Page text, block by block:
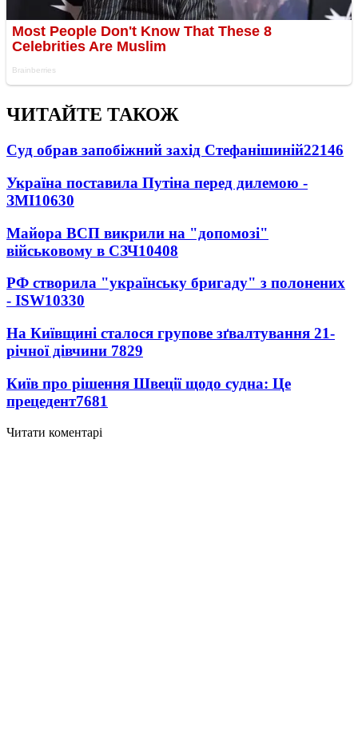
ЧИТАЙТЕ ТАКОЖ
Суд обрав запобіжний захід Стефанішиній22146
Україна поставила Путіна перед дилемою -
ЗМІ10630
Майора ВСП викрили на "допомозі"
військовому в СЗЧ10408
РФ створила "українську бригаду" з полонених
- ISW10330
На Київщині сталося групове зґвалтування 21-
річної дівчини 7829
Київ про рішення Швеції щодо судна: Це
прецедент7681
Читати коментарі